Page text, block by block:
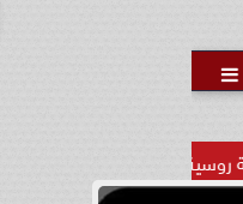

الغردقة تجمع بين الموقع